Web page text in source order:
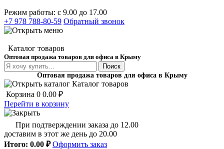
Режим работы: с 9.00 до 17.00
+7 978 788-80-59 Обратный звонок
Каталог товаров
Оптовая продажа товаров для офиса в Крыму
Поиск
Оптовая продажа товаров для офиса в Крыму
Каталог товаров
Корзина 0 0.00 ₽
Перейти в корзину
При подтверждении заказа до 12.00
доставим в этот же день до 20.00
Итого: 0.00 ₽ Оформить заказ